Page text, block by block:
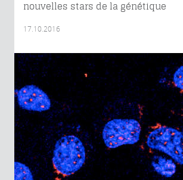
nouvelles stars de la génétique
17.10.2016